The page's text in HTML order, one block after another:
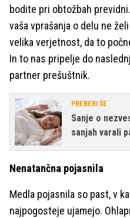
bodite pri obtožbah
vaša vprašanja o delu ne
velika verjetnost, da to
In to nas pripelje do
partner prešuštnik.
PREBERI ŠE
Sanje o
sanjah varali
Nenatančna pojasnila
Medla pojasnila so past, v
najpogosteje ujamejo.